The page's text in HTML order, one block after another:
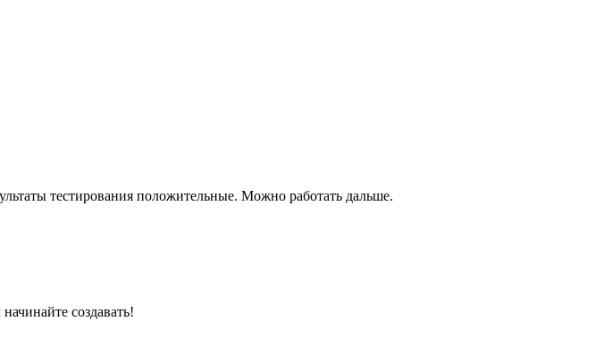
тестирования положительные. Можно работать дальше.
создавать!